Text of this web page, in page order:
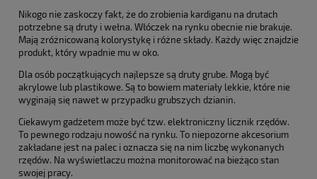
Nikogo nie zaskoczy fakt, że do zrobienia kardiganu na drutach
potrzebne są druty i wełna. Włóczek na rynku obecnie nie brakuje.
Mają zróżnicowaną kolorystykę i różne składy. Każdy więc znajdzie
produkt, który wpadnie mu w oko.
Dla osób początkujących najlepsze są druty grube. Mogą być
akrylowe lub plastikowe. Są to bowiem materiały lekkie, które nie
wyginają się nawet w przypadku grubszych dzianin.
Ciekawym gadżetem może być tzw. elektroniczny licznik rzędów.
To pewnego rodzaju nowość na rynku. To niepozorne akcesorium
zakładane jest na palec i oznacza się na nim liczbę wykonanych
rzędów. Na wyświetlaczu można monitorować na bieżąco stan
swojej pracy.